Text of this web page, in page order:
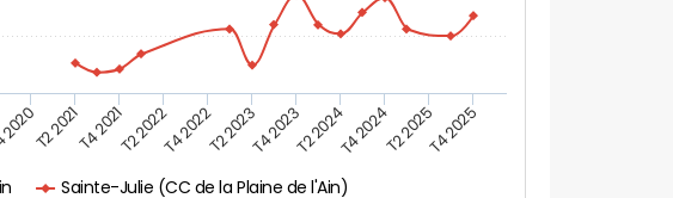
Sainte-Julie (CC de la Plaine de l'Ain)
T2 2021T4 2021T2 2022T4 2022T2 2023T4 2023T2 2024T4 2024T2 2025T4 2025